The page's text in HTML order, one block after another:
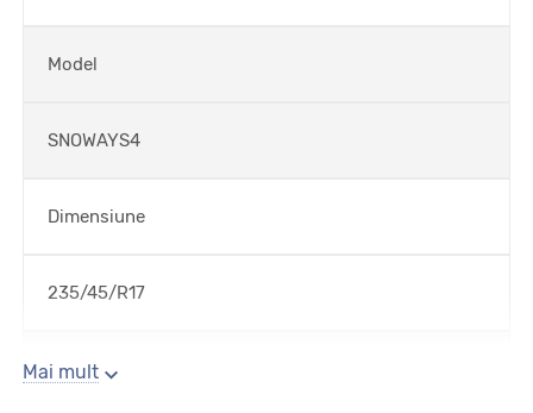
Model
SNOWAYS4
Dimensiune
235/45/R17
Sezon
Mai mult